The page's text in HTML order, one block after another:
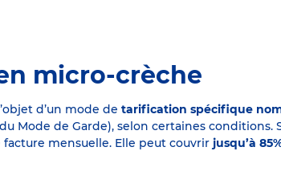
micro-crèche
d’un mode de tarification spécifique
Mode de Garde), selon certaines
mensuelle. Elle peut couvrir jusqu’à